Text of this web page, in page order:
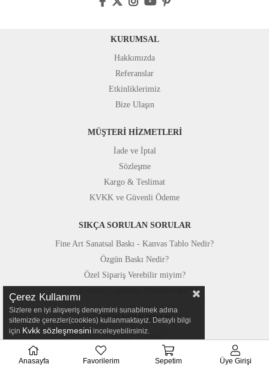
KURUMSAL
Hakkımızda
Referanslar
Etkinliklerimiz
Bize Ulaşın
MÜŞTERİ HİZMETLERİ
İade ve İptal
Sözleşme
Kargo & Teslimat
KVKK ve Güvenli Ödeme
SIKÇA SORULAN SORULAR
Fine Art Sanatsal Baskı - Kanvas Tablo Nedir?
Özgün Baskı Nedir?
Özel Sipariş Verebilir miyim?
STÜDYOMUZDAN
Fotoğraf Kareleri
Basında Canvastar
Çerez Kullanımı
Sizlere en iyi alışveriş deneyimini sunabilmek adına
sitemizde çerezler(cookies) kullanmaktayız. Detaylı bilgi
için Kvkk sözleşmesini inceleyebilirsiniz.
Anasayfa Favorilerim Sepetim Üye Girişi